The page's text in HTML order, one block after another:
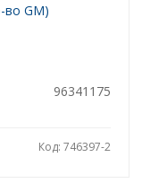
во GM)
96341175
Код: 746397-2